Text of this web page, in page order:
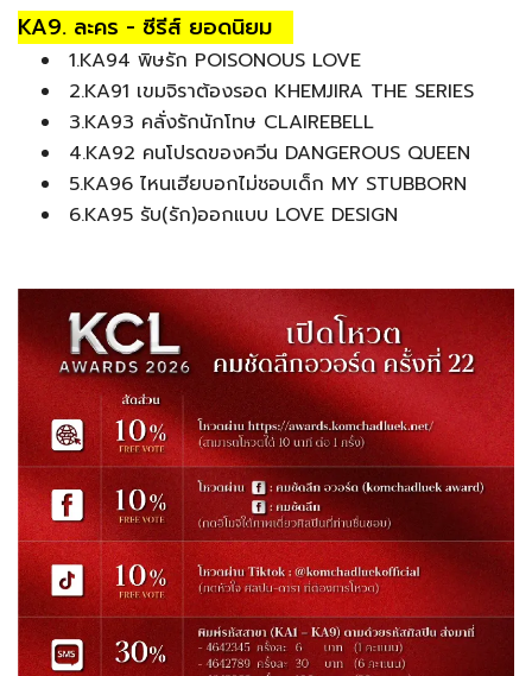
KA9. ละคร - ซีรีส์ ยอดนิยม
1.KA94 พิษรัก POISONOUS LOVE
2.KA91 เขมจิราต้องรอด KHEMJIRA THE SERIES
3.KA93 คลั่งรักนักโทษ CLAIREBELL
4.KA92 คนโปรดของควีน DANGEROUS QUEEN
5.KA96 ไหนเฮียบอกไม่ชอบเด็ก MY STUBBORN
6.KA95 รับ(รัก)ออกแบบ LOVE DESIGN